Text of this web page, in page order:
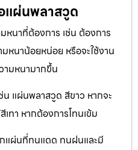
แผ่นพลาสวูด
หนาที่ต้องการ เช่น ต้องการ
หนาน้อยหน่อย หรือจะใช้งาน
ามหนามากขึ้น
น แผ่นพลาสวูด สีขาว หากจะ
ทา หากต้องการโทนเข้ม
แผ่นที่ทนแดด ทนฝนและมี